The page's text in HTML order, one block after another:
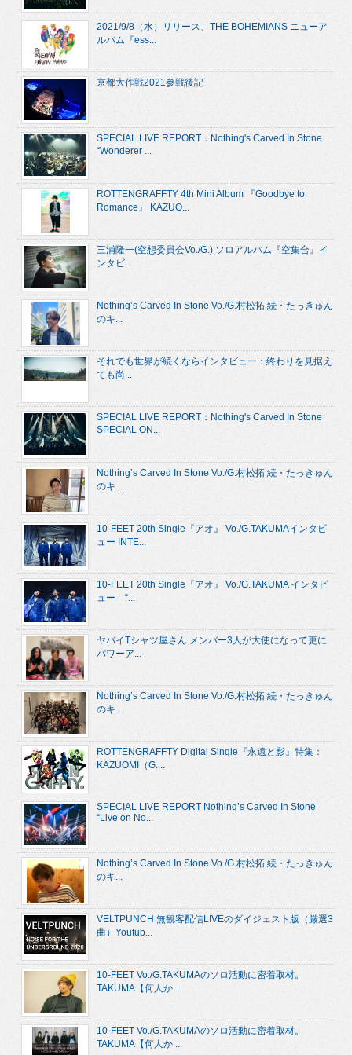
2021/9/8（水）リリース、THE BOHEMIANS ニューア
ルバム『ess...
京都大作戦2021参戦後記
SPECIAL LIVE REPORT：Nothing's Carved In Stone
“Wonderer ...
ROTTENGRAFFTY 4th Mini Album 『Goodbye to
Romance』 KAZUO...
三浦隆一(空想委員会Vo./G.) ソロアルバム『空集合』イ
ンタビ...
Nothing’s Carved In Stone Vo./G.村松拓 続・たっきゅん
のキ...
それでも世界が続くならインタビュー：終わりを見据え
ても尚...
SPECIAL LIVE REPORT：Nothing's Carved In Stone
SPECIAL ON...
Nothing’s Carved In Stone Vo./G.村松拓 続・たっきゅん
のキ...
10-FEET 20th Single『アオ』 Vo./G.TAKUMAインタビ
ュー INTE...
10-FEET 20th Single『アオ』 Vo./G.TAKUMA インタビ
ュー “...
ヤバイTシャツ屋さん メンバー3人が大使になって更に
パワーア...
Nothing’s Carved In Stone Vo./G.村松拓 続・たっきゅん
のキ...
ROTTENGRAFFTY Digital Single『永遠と影』特集：
KAZUOMI（G....
SPECIAL LIVE REPORT Nothing’s Carved In Stone
“Live on No...
Nothing’s Carved In Stone Vo./G.村松拓 続・たっきゅん
のキ...
VELTPUNCH 無観客配信LIVEのダイジェスト版（厳選3
曲）Youtub...
10-FEET Vo./G.TAKUMAのソロ活動に密着取材。
TAKUMA【何人か...
10-FEET Vo./G.TAKUMAのソロ活動に密着取材。
TAKUMA【何人か...